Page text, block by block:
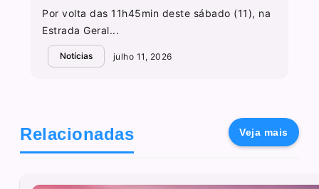
Por volta das 11h45min deste sábado (11), na
Estrada Geral...
Notícias julho 11, 2026
Relacionadas Veja mais